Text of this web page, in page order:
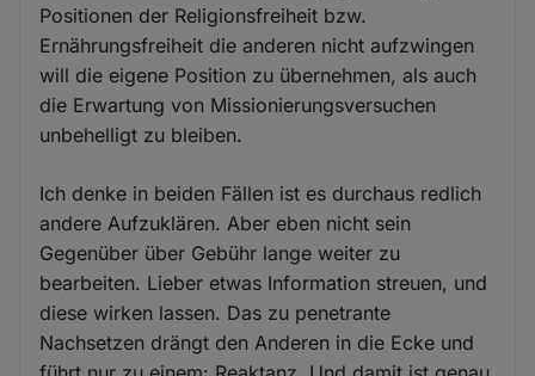
Positionen der Religionsfreiheit bzw.
Ernährungsfreiheit die anderen nicht aufzwingen
will die eigene Position zu übernehmen, als auch
die Erwartung von Missionierungsversuchen
unbehelligt zu bleiben.
Ich denke in beiden Fällen ist es durchaus redlich
andere Aufzuklären. Aber eben nicht sein
Gegenüber über Gebühr lange weiter zu
bearbeiten. Lieber etwas Information streuen, und
diese wirken lassen. Das zu penetrante
Nachsetzen drängt den Anderen in die Ecke und